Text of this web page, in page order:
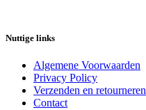
Nuttige links
Algemene Voorwaarden
Privacy Policy
Verzenden en retourneren
Contact